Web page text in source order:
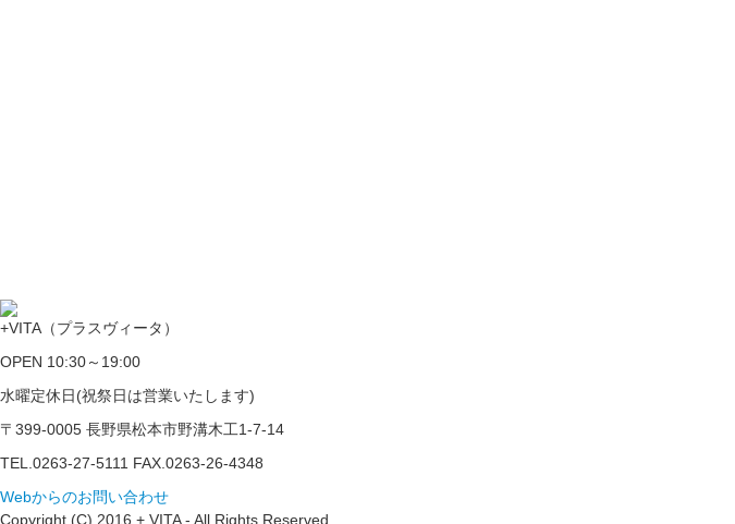
+VITA（プラスヴィータ）
OPEN 10:30～19:00
水曜定休日(祝祭日は営業いたします)
〒399-0005 長野県松本市野溝木工1-7-14
TEL.0263-27-5111 FAX.0263-26-4348
Webからのお問い合わせ
Copyright (C) 2016 + VITA - All Rights Reserved.